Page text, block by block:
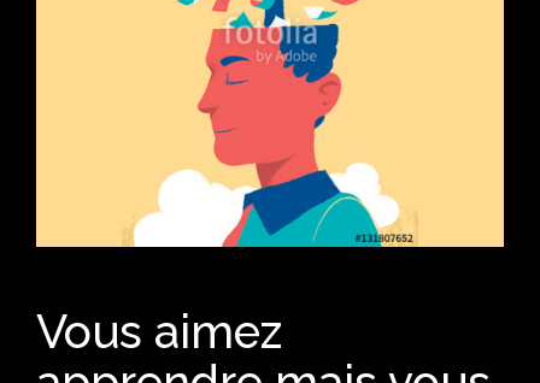
Vous aimez